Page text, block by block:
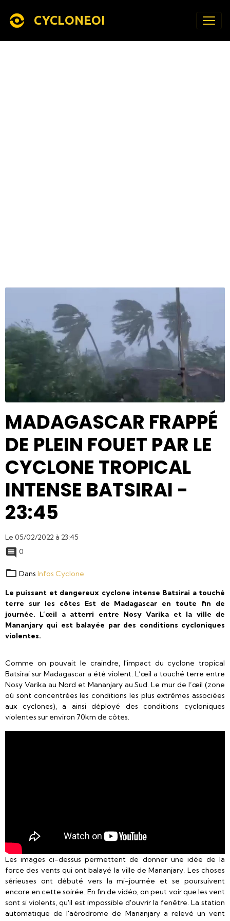
CYCLONEOI
MADAGASCAR FRAPPÉ
DE PLEIN FOUET PAR LE
CYCLONE TROPICAL
INTENSE BATSIRAI -
23:45
Le 05/02/2022 à 23:45
0
Dans Infos Cyclone
Le puissant et dangereux cyclone intense Batsirai a touché
terre sur les côtes Est de Madagascar en toute fin de
journée. L’œil a atterri entre Nosy Varika et la ville de
Mananjary qui est balayée par des conditions cycloniques
violentes.
Comme on pouvait le craindre, l'impact du cyclone tropical
Batsirai sur Madagascar a été violent. L’œil a touché terre entre
Nosy Varika au Nord et Mananjary au Sud. Le mur de l’œil (zone
où sont concentrées les conditions les plus extrêmes associées
aux cyclones), a ainsi déployé des conditions cycloniques
violentes sur environ 70km de côtes.
Les images ci-dessus permettent de donner une idée de la
force des vents qui ont balayé la ville de Mananjary. Les choses
sérieuses ont débuté vers la mi-journée et se poursuivent
encore en cette soirée. En fin de vidéo, on peut voir que les vent
sont si violents, qu'il est impossible d'ouvrir la fenêtre. La station
automatique de l'aérodrome de Mananjary a relevé un vent